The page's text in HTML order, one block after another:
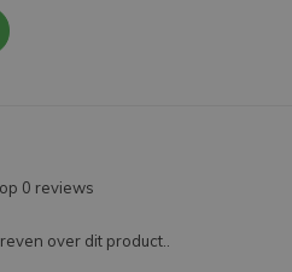
0 reviews
over dit product..